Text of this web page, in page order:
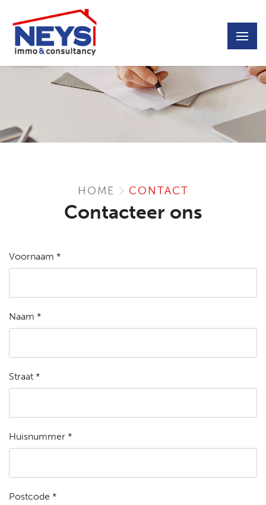
HOME CONTACT
Contacteer ons
Voornaam *
Naam *
Straat *
Huisnummer *
Postcode *